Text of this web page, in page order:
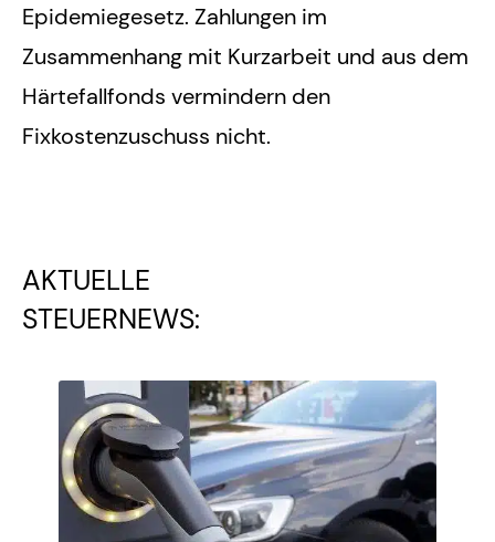
Epidemiegesetz. Zahlungen im
Zusammenhang mit Kurzarbeit und aus dem
Härtefallfonds vermindern den
Fixkostenzuschuss nicht.
AKTUELLE
STEUERNEWS: